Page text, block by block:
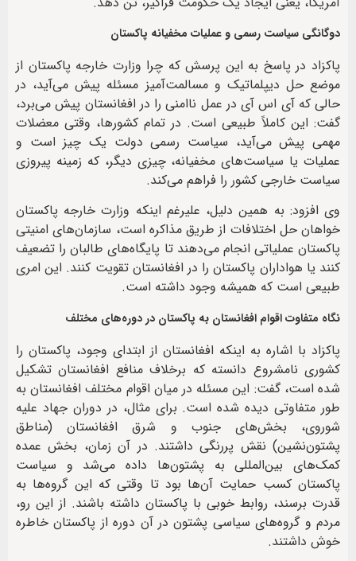
دوگانگی سیاست رسمی و عملیات مخفیانه پاکستان
پاکزاد در پاسخ به این پرسش که چرا وزارت خارجه پاکستان از
موضع حل دیپلماتیک و مسالمت‌آمیز مسئله پیش می‌آید، در
حالی که آی اس آی در عمل ناامنی را در افغانستان پیش می‌برد،
گفت: این کاملاً طبیعی است. در تمام کشورها، وقتی معضلات
مهمی پیش می‌آید، سیاست رسمی دولت یک چیز است و
عملیات یا سیاست‌های مخفیانه، چیزی دیگر، که زمینه پیروزی
سیاست خارجی کشور را فراهم می‌کند.
وی افزود: به همین دلیل، علیرغم اینکه وزارت خارجه پاکستان
خواهان حل اختلافات از طریق مذاکره است، سازمان‌های امنیتی
پاکستان عملیاتی انجام می‌دهند تا پایگاه‌های طالبان را تضعیف
کنند یا هواداران پاکستان را در افغانستان تقویت کنند. این امری
طبیعی است که همیشه وجود داشته است.
نگاه متفاوت اقوام افغانستان به پاکستان در دوره‌های مختلف
پاکزاد با اشاره به اینکه افغانستان از ابتدای وجود، پاکستان را
کشوری نامشروع دانسته که برخلاف منافع افغانستان تشکیل
شده است، گفت: این مسئله در میان اقوام مختلف افغانستان به
طور متفاوتی دیده شده است. برای مثال، در دوران جهاد علیه
شوروی، بخش‌های جنوب و شرق افغانستان (مناطق
پشتون‌نشین) نقش پررنگی داشتند. در آن زمان، بخش عمده
کمک‌های بین‌المللی به پشتون‌ها داده می‌شد و سیاست
پاکستان کسب حمایت آن‌ها بود تا وقتی که این گروه‌ها به
قدرت برسند، روابط خوبی با پاکستان داشته باشند. از این رو،
مردم و گروه‌های سیاسی پشتون در آن دوره از پاکستان خاطره
خوش داشتند.